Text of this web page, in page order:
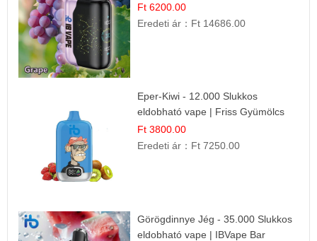
Ft 6200.00
Eredeti ár： Ft 14686.00
Eper-Kiwi - 12.000 Slukkos
eldobható vape | Friss Gyümölcs
Kombináció
Ft 3800.00
Eredeti ár： Ft 7250.00
Görögdinnye Jég - 35.000 Slukkos
eldobható vape | IBVape Bar